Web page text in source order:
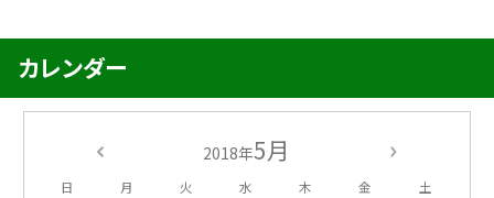
カレンダー
2018年5月
日 月 火 水 木 金 土